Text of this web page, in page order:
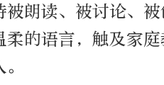
被朗读、被讨论、
柔的语言，触及家